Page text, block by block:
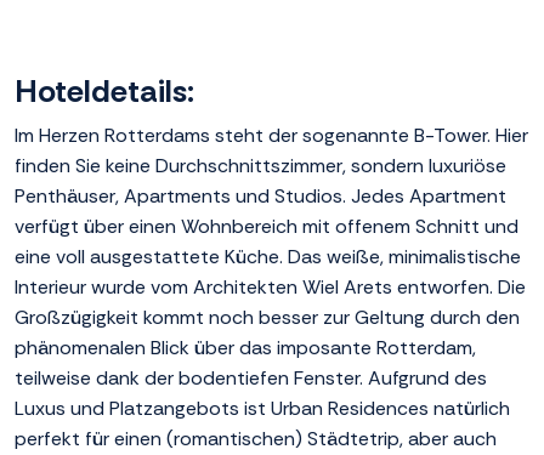
Hoteldetails:
Im Herzen Rotterdams steht der sogenannte B-Tower. Hier
finden Sie keine Durchschnittszimmer, sondern luxuriöse
Penthäuser, Apartments und Studios. Jedes Apartment
verfügt über einen Wohnbereich mit offenem Schnitt und
eine voll ausgestattete Küche. Das weiße, minimalistische
Interieur wurde vom Architekten Wiel Arets entworfen. Die
Großzügigkeit kommt noch besser zur Geltung durch den
phänomenalen Blick über das imposante Rotterdam,
teilweise dank der bodentiefen Fenster. Aufgrund des
Luxus und Platzangebots ist Urban Residences natürlich
perfekt für einen (romantischen) Städtetrip, aber auch